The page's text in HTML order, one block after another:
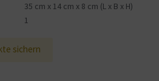
35 cm x 14 cm x 8 cm (L x B x H)
1
sichern